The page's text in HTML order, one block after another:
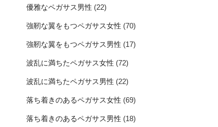
優雅なペガサス男性 (22)
強靭な翼をもつペガサス女性 (70)
強靭な翼をもつペガサス男性 (17)
波乱に満ちたペガサス女性 (72)
波乱に満ちたペガサス男性 (22)
落ち着きのあるペガサス女性 (69)
落ち着きのあるペガサス男性 (18)